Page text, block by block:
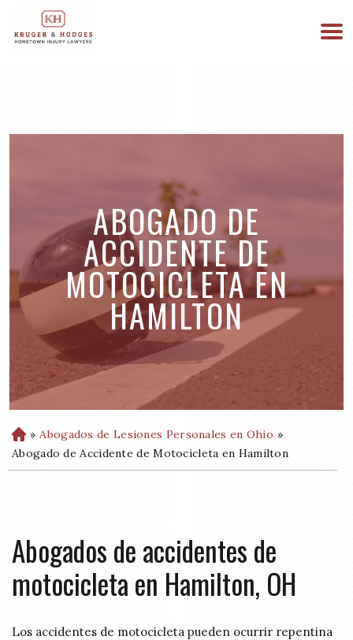
ESTAMOS DISPONIBLES 24/7
ABOGADO DE
ACCIDENTE DE
MOTOCICLETA EN
HAMILTON
H
o
m
» Abogados de Lesiones Personales en Ohio »
Abogado de Accidente de Motocicleta en Hamilton
Abogados de accidentes de
motocicleta en Hamilton, OH
Los accidentes de motocicleta pueden ocurrir repentina